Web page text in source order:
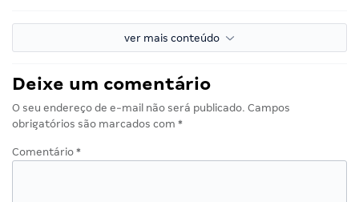
ver mais conteúdo
Deixe um comentário
O seu endereço de e-mail não será publicado. Campos
obrigatórios são marcados com *
Comentário *